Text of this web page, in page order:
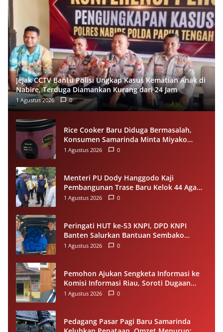
Jejak CCTV Bantu Polisi Ungkap Kasus Kematian Anak di
Nabire, Terduga Diamankan Kurang dari 24 Jam
1 Agustus 2026 0
Rice Cooker Baru Diduga Bermasalah,
Konsumen Samarinda Minta Miyako
Lakukan Evaluasi
1 Agustus 2026 0
Menteri PU Dody Hanggodo Kaji
Pembangunan Trase Baru Kelok 44 Agam
Usai Longsor, Utamakan Keselamatan
1 Agustus 2026 0
Peringati HUT ke-53 KNPI, DPD KNPI
Banten Salurkan Bantuan Sembako
Melalui Pemuda Berdampak
1 Agustus 2026 0
Pemohon Ajukan Sengketa Informasi ke
Komisi Informasi Riau, Soroti Dugaan
Tidak Ditanggapinya Permohonan ke
1 Agustus 2026 0
Pedagang Pasar Pagi Baru Samarinda